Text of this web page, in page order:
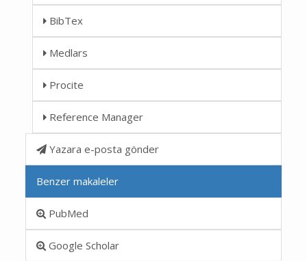
BibTex
Medlars
Procite
Reference Manager
Yazara e-posta gönder
Benzer makaleler
PubMed
Google Scholar